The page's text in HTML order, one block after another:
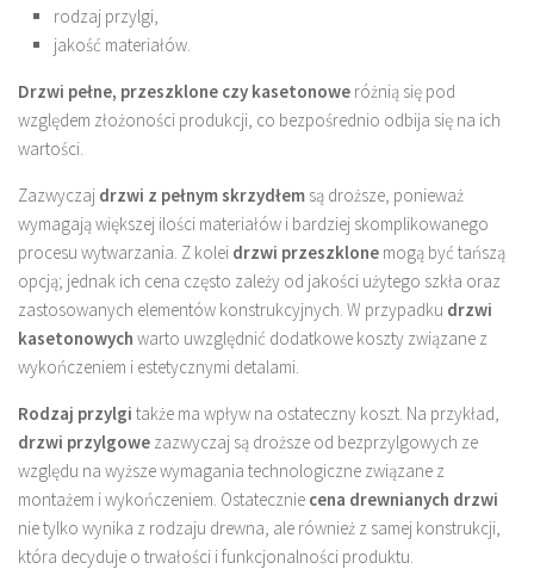
rodzaj przylgi,
jakość materiałów.
Drzwi pełne, przeszklone czy kasetonowe różnią się pod
względem złożoności produkcji, co bezpośrednio odbija się na ich
wartości.
Zazwyczaj drzwi z pełnym skrzydłem są droższe, ponieważ
wymagają większej ilości materiałów i bardziej skomplikowanego
procesu wytwarzania. Z kolei drzwi przeszklone mogą być tańszą
opcją; jednak ich cena często zależy od jakości użytego szkła oraz
zastosowanych elementów konstrukcyjnych. W przypadku drzwi
kasetonowych warto uwzględnić dodatkowe koszty związane z
wykończeniem i estetycznymi detalami.
Rodzaj przylgi także ma wpływ na ostateczny koszt. Na przykład,
drzwi przylgowe zazwyczaj są droższe od bezprzylgowych ze
względu na wyższe wymagania technologiczne związane z
montażem i wykończeniem. Ostatecznie cena drewnianych drzwi
nie tylko wynika z rodzaju drewna, ale również z samej konstrukcji,
która decyduje o trwałości i funkcjonalności produktu.